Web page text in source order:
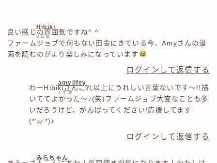
Hibiki
4年前
良い感じの雰囲気ですね^ ^
ファームジョブで何もない田舎にきている今、Amyさんの漫
画を読むのがより楽しみになっています
ログインして返信する
amylifey
4年前
わーHibikiさんこれ以上にうれしい言葉ないです～!!描
いててよかった～♪(笑)ファームジョブ大変なことも多
いだろうけど、がんばってください!応援してます
(*’ω’*)♪
ログインして返信する
みらちゃん